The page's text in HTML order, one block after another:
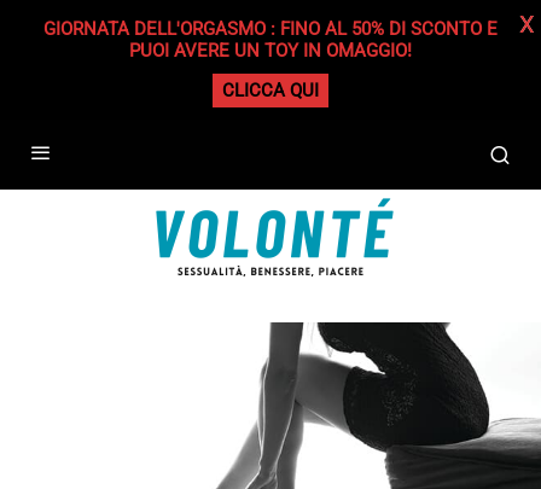
GIORNATA DELL'ORGASMO : FINO AL 50% DI SCONTO E
PUOI AVERE UN TOY IN OMAGGIO!
CLICCA QUI
X